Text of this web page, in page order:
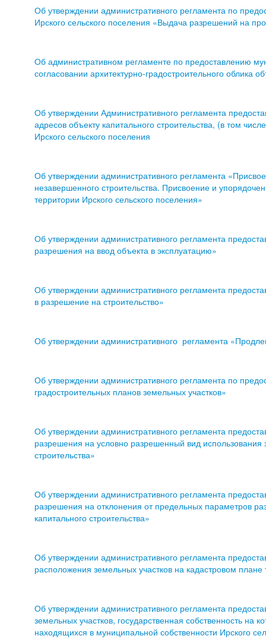
Об утверждении административного регламента по
Ирского сельского поселения «Выдача разрешений на
Об административном регламенте по предоставлению
согласовании архитектурно-градостроительного облика
Об утверждении Административного регламента
адресов объекту капитального строительства, (в том
Ирского сельского поселения
Об утверждении административного регламента
незавершенного строительства. Присвоение и
территории Ирского сельского поселения»
Об утверждении административного регламента
разрешения на ввод объекта в эксплуатацию»
Об утверждении административного регламента
в разрешение на строительство»
Об утверждении административного регламента
Об утверждении административного регламента по
градостроительных планов земельных участков»
Об утверждении административного регламента
разрешения на условно разрешенный вид использования
строительства»
Об утверждении административного регламента
разрешения на отклонения от предельных параметров
капитального строительства»
Об утверждении административного регламента
расположения земельных участков на кадастровом плане
Об утверждении административного регламента
земельных участков, государственная собственность на
находящихся в муниципальной собственности Ирского